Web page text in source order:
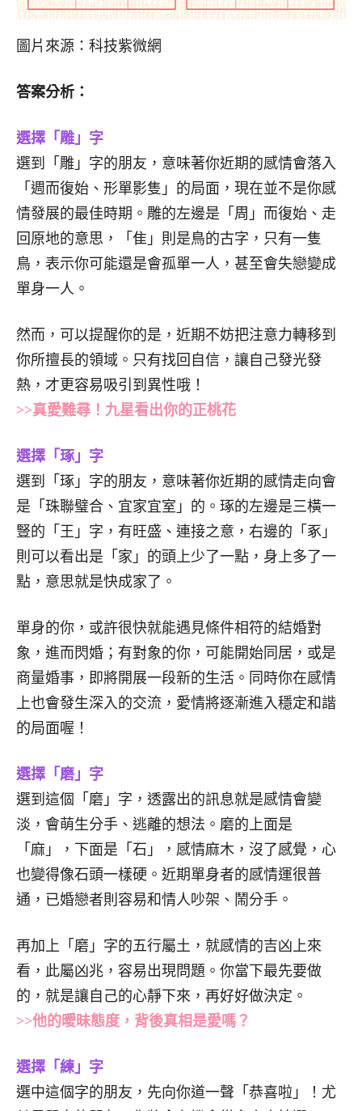
圖片來源：科技紫微網
答案分析：
選擇「雕」字
選到「雕」字的朋友，意味著你近期的感情會落入
「週而復始、形單影隻」的局面，現在並不是你感
情發展的最佳時期。雕的左邊是「周」而復始、走
回原地的意思，「隹」則是鳥的古字，只有一隻
鳥，表示你可能還是會孤單一人，甚至會失戀變成
單身一人。
然而，可以提醒你的是，近期不妨把注意力轉移到
你所擅長的領域。只有找回自信，讓自己發光發
熱，才更容易吸引到異性哦！
>>真愛難尋！九星看出你的正桃花
選擇「琢」字
選到「琢」字的朋友，意味著你近期的感情走向會
是「珠聯璧合、宜家宜室」的。琢的左邊是三橫一
豎的「王」字，有旺盛、連接之意，右邊的「豖」
則可以看出是「家」的頭上少了一點，身上多了一
點，意思就是快成家了。
單身的你，或許很快就能遇見條件相符的結婚對
象，進而閃婚；有對象的你，可能開始同居，或是
商量婚事，即將開展一段新的生活。同時你在感情
上也會發生深入的交流，愛情將逐漸進入穩定和諧
的局面喔！
選擇「磨」字
選到這個「磨」字，透露出的訊息就是感情會變
淡，會萌生分手、逃離的想法。磨的上面是
「麻」，下面是「石」，感情麻木，沒了感覺，心
也變得像石頭一樣硬。近期單身者的感情運很普
通，已婚戀者則容易和情人吵架、鬧分手。
再加上「磨」字的五行屬土，就感情的吉凶上來
看，此屬凶兆，容易出現問題。你當下最先要做
的，就是讓自己的心靜下來，再好好做決定。
>>他的曖昧態度，背後真相是愛嗎？
選擇「練」字
選中這個字的朋友，先向你道一聲「恭喜啦」！尤